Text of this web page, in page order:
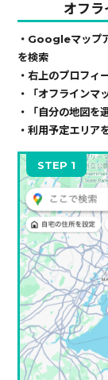
オフ
・Googleマップ
を検索
・右上のプロフィ
・「オフラインマ
・「自分の地図を
・利用予定エリア
STEP 1